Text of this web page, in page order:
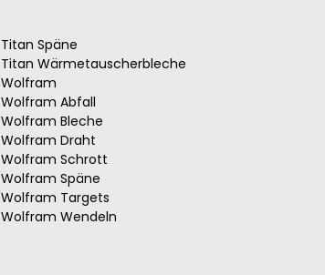
Titan Späne
Titan Wärmetauscherbleche
Wolfram
Wolfram Abfall
Wolfram Bleche
Wolfram Draht
Wolfram Schrott
Wolfram Späne
Wolfram Targets
Wolfram Wendeln